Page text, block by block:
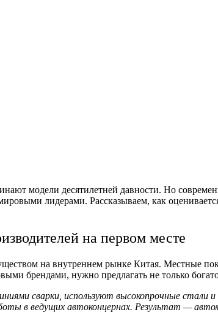
модели десятилетней давности. Но
лидерами. Рассказываем, как
на первом месте
на внутреннем рынке Китая. Местные
брендами, нужно предлагать не только
сварки, используют высокопрочные
в ведущих автоконцернах. Результат —